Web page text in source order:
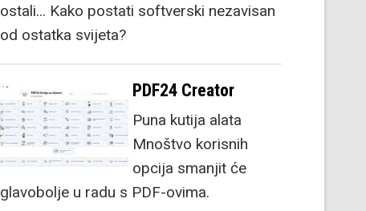
ostali... Kako postati softverski nezavisan
od ostatka svijeta?
PDF24 Creator
Puna kutija alata
Mnoštvo korisnih
opcija smanjit će
glavobolje u radu s PDF-ovima.